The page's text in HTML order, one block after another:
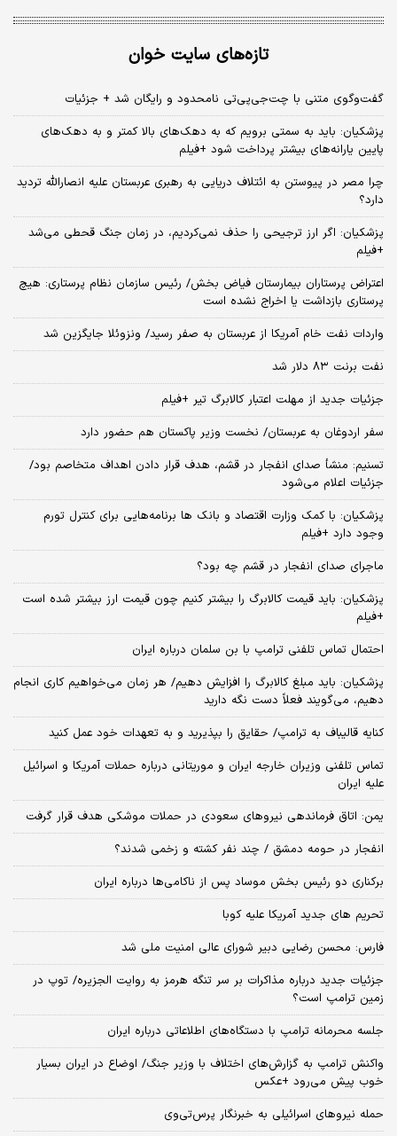
تازه‌های سایت خوان
گفت‌وگوی متنی با چت‌جی‌پی‌تی نامحدود و رایگان شد + جزئیات
پزشکیان: باید به سمتی برویم که به دهک‌های بالا کمتر و به دهک‌های
پایین یارانه‌های بیشتر پرداخت شود +فیلم
چرا مصر در پیوستن به ائتلاف دریایی به رهبری عربستان علیه انصارالله تردید
دارد؟
پزشکیان: اگر ارز ترجیحی را حذف نمی‌کردیم، در زمان جنگ قحطی می‌شد
+فیلم
اعتراض پرستاران بیمارستان فیاض بخش/ رئیس سازمان نظام پرستاری: هیچ
پرستاری بازداشت یا اخراج نشده است
واردات نفت خام آمریکا از عربستان به صفر رسید/ ونزوئلا جایگزین شد
نفت برنت ۸۳ دلار شد
جزئیات جدید از مهلت اعتبار کالابرگ تیر +فیلم
سفر اردوغان به عربستان/ نخست وزیر پاکستان هم حضور دارد
تسنیم: منشأ صدای انفجار در قشم، هدف قرار دادن اهداف متخاصم بود/
جزئیات اعلام می‌شود
پزشکیان: با کمک وزارت اقتصاد و بانک ها برنامه‌هایی برای کنترل تورم
وجود دارد +فیلم
ماجرای صدای انفجار در قشم چه بود؟
پزشکیان: باید قیمت کالابرگ را بیشتر کنیم چون قیمت ارز بیشتر شده است
+فیلم
احتمال تماس تلفنی ترامپ با بن سلمان درباره ایران
پزشکیان: باید مبلغ کالابرگ را افزایش دهیم/ هر زمان می‌خواهیم کاری انجام
دهیم، می‌گویند فعلاً دست نگه دارید
کنایه قالیباف به ترامپ/ حقایق را بپذیرید و به تعهدات خود عمل کنید
تماس تلفنی وزیران خارجه ایران و موریتانی درباره حملات آمریکا و اسرائیل
علیه ایران
یمن: اتاق فرماندهی نیروهای سعودی در حملات موشکی هدف قرار گرفت
انفجار در حومه دمشق / چند نفر کشته و زخمی شدند؟
برکناری دو رئیس بخش موساد پس از ناکامی‌ها درباره ایران
تحریم های جدید آمریکا علیه کوبا
فارس: محسن رضایی دبیر شورای عالی امنیت ملی شد
جزئیات جدید درباره مذاکرات بر سر تنگه هرمز به روایت الجزیره/ توپ در
زمین ترامپ است؟
جلسه محرمانه ترامپ با دستگاه‌های اطلاعاتی درباره ایران
واکنش ترامپ به گزارش‌های اختلاف با وزیر جنگ/ اوضاع در ایران بسیار
خوب پیش می‌رود +عکس
حمله نیروهای اسرائیلی به خبرنگار پرس‌تی‌وی